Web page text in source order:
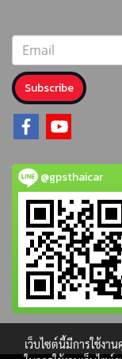
Subscribe
@gpsthaicar
เว็บไซต์นี้มีการใช้ง